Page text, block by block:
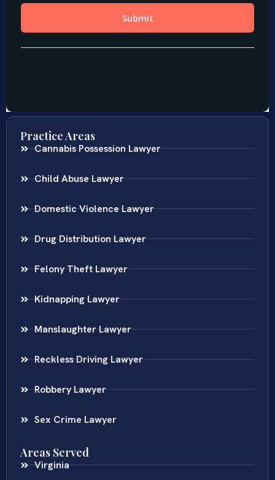
Practice Areas
Cannabis Possession Lawyer
Child Abuse Lawyer
Domestic Violence Lawyer
Drug Distribution Lawyer
Felony Theft Lawyer
Kidnapping Lawyer
Manslaughter Lawyer
Reckless Driving Lawyer
Robbery Lawyer
Sex Crime Lawyer
Areas Served
Virginia